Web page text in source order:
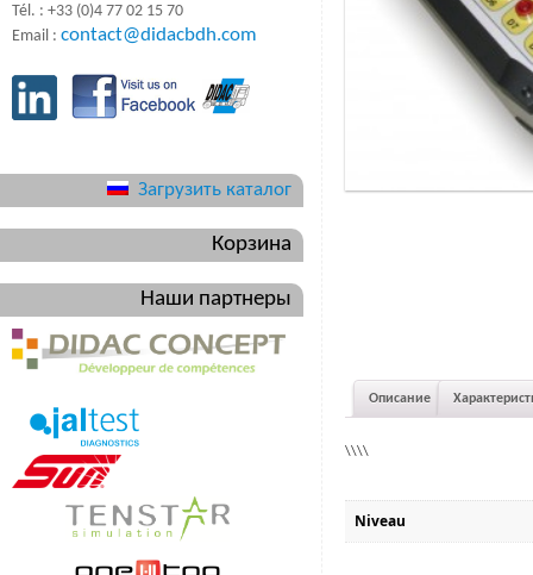
Описание
\\\\
Niveau
Tél. : +33 (0)4 77 02 15 70
Email : contact@didacbdh.com
Загрузить каталог
Корзина
Наши партнеры